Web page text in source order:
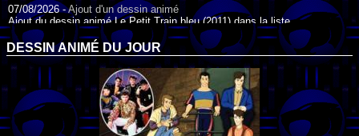
07/08/2026 -Ajout d'un dessin animé
Ajout du dessin animé Le Petit Train bleu (2011) dans la liste.
07/08/2026 -Ajout d'un dessin animé
Ajout du dessin animé Agent Spécial Oso (2009) dans la liste.
Ajout d'un dessin animé
Ajout du dessin animé Peter Pan (1988) dans la liste.
17/07/2026 -
Ajout d'un dessin animé
Ajout du dessin animé Le Bossu de Notre-Dame (1996) dans la liste.
DESSIN ANIMÉ DU JOUR